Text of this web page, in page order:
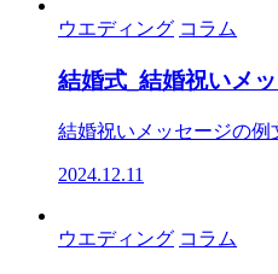
ウエディング コラム
結婚式_結婚祝いメ
結婚祝いメッセージの
2024.12.11
ウエディング コラム